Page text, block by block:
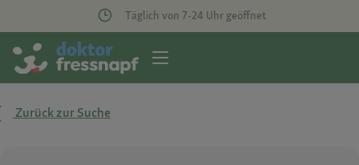
Täglich von 7-24 Uhr geöffnet
Zurück zur Suche